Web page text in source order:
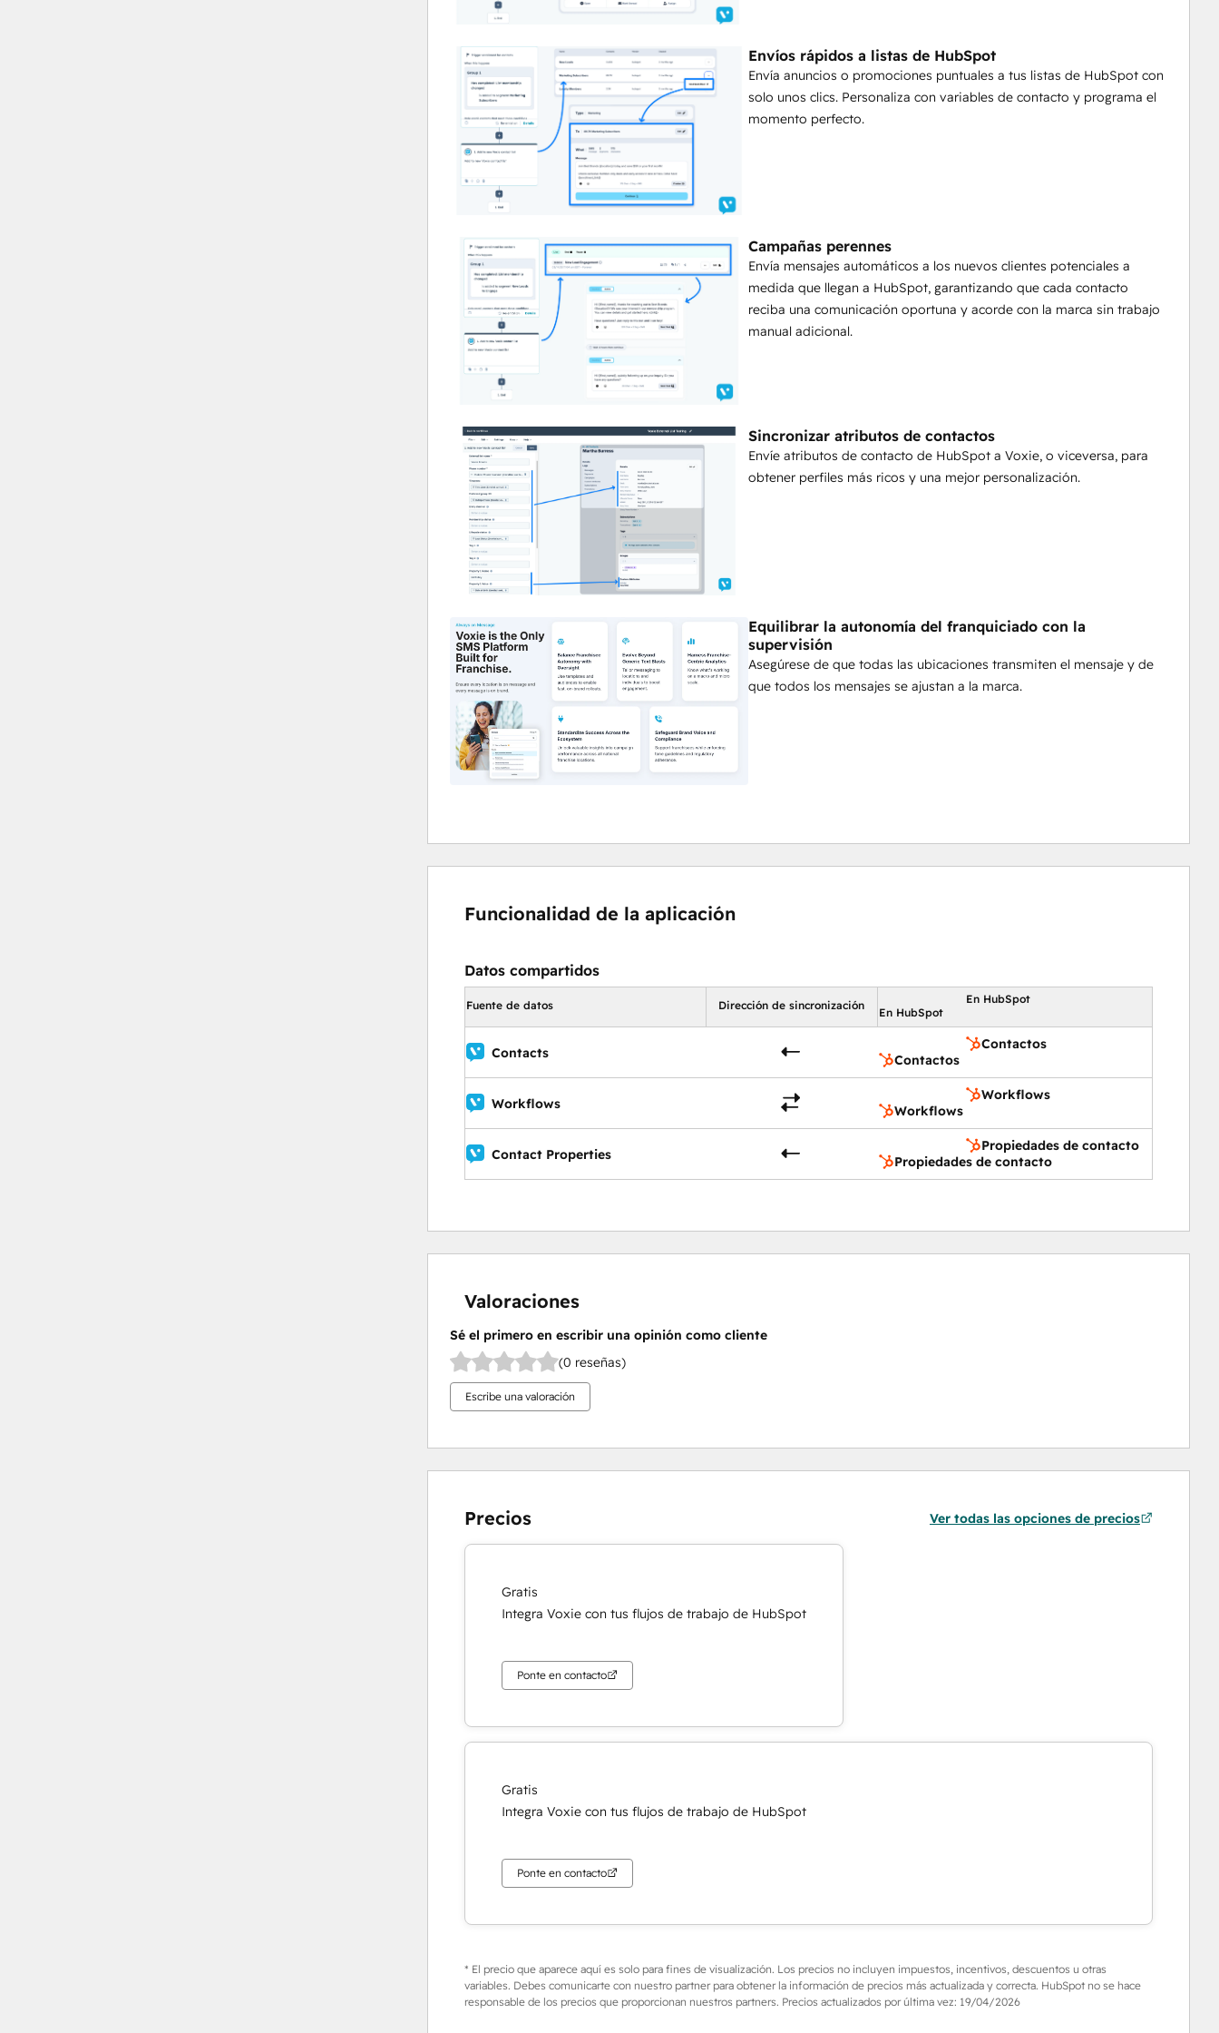
Sincroniza los atributos de los contactos
personalización.
Voxie es la única plataforma de SMS creada para franquicias.
Asegúrese de que cada ubicación está en el mensaje y cada mensaje está en la marca.
Equilibra la autonomía del franquiciado con la supervisión
Utilice plantillas y audiencias para permitir lanzamientos rápidos y acordes con la marca.
Adapte los mensajes a las ubicaciones y a las personas para aumentar el compromiso.
Aproveche los análisis centrados en la franquicia
Sepa lo que funciona a macro y microescala.
Estandarice el éxito en todo el ecosistema
Obtenga información valiosa sobre el rendimiento de las campañas en todas las franquicias nacionales.
Salvaguardar la voz y el cumplimiento de la marca
Apoye a los franquiciados a la vez que aplica las directrices de tono y el cumplimiento normativo.
Envíos rápidos a listas de HubSpot
Envía anuncios o promociones puntuales a tus listas de HubSpot con
solo unos clics. Personaliza con variables de contacto y programa el
momento perfecto.
Campañas perennes
Envía mensajes automáticos a los nuevos clientes potenciales a
medida que llegan a HubSpot, garantizando que cada contacto
reciba una comunicación oportuna y acorde con la marca sin trabajo
manual adicional.
Sincronizar atributos de contactos
Envíe atributos de contacto de HubSpot a Voxie, o viceversa, para
obtener perfiles más ricos y una mejor personalización.
Equilibrar la autonomía del franquiciado con la
supervisión
Asegúrese de que todas las ubicaciones transmiten el mensaje y de
que todos los mensajes se ajustan a la marca.
Funcionalidad de la aplicación
Datos compartidos
Fuente de datos Dirección de sincronización
En HubSpot
En HubSpot
Contacts
Contactos
Contactos
Workflows
Workflows
Workflows
Contact Properties
Propiedades de contacto
Propiedades de contacto
Valoraciones
Sé el primero en escribir una opinión como cliente
(0 reseñas)
Escribe una valoración
Precios Ver todas las opciones de precios
Gratis
Integra Voxie con tus flujos de trabajo de HubSpot
Ponte en contacto
Gratis
Integra Voxie con tus flujos de trabajo de HubSpot
Ponte en contacto
* El precio que aparece aquí es solo para fines de visualización. Los precios no incluyen impuestos, incentivos, descuentos u otras
variables. Debes comunicarte con nuestro partner para obtener la información de precios más actualizada y correcta. HubSpot no se hace
responsable de los precios que proporcionan nuestros partners. Precios actualizados por última vez: 19/04/2026